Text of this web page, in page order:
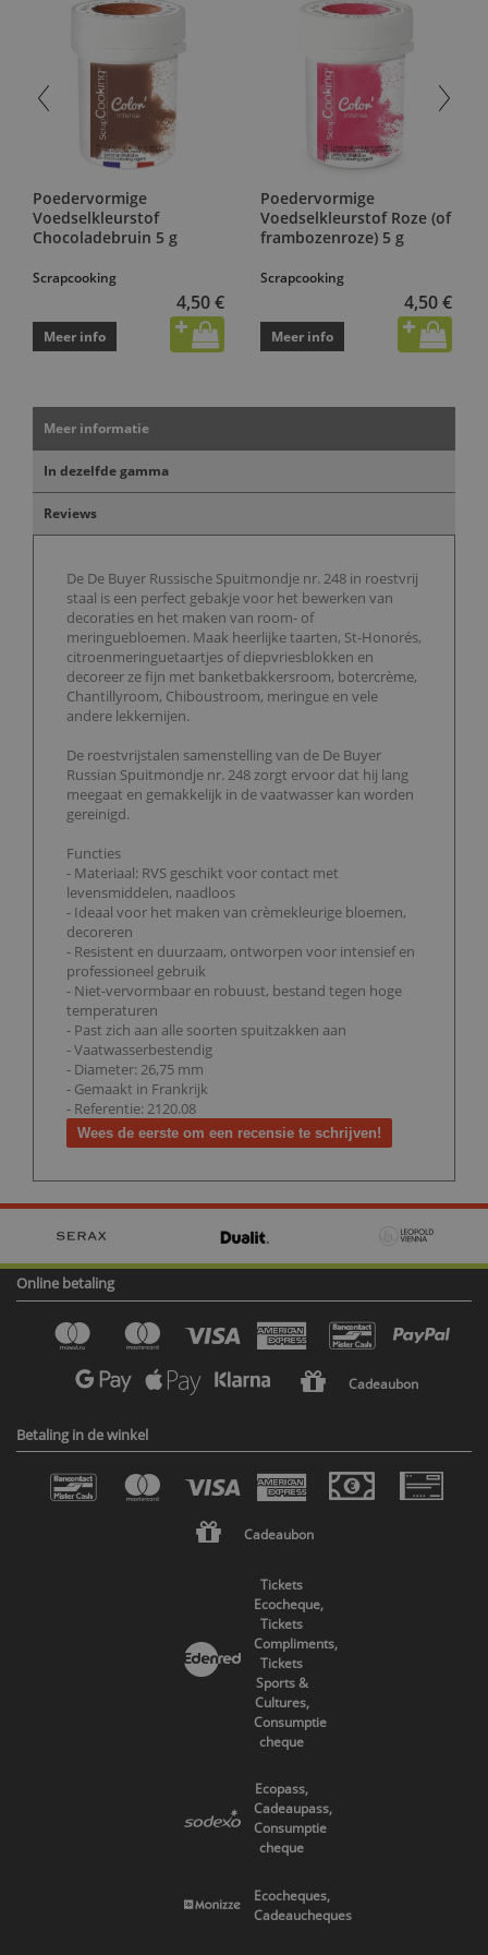
Poedervormige
Voedselkleurstof
Chocoladebruin 5 g
Scrapcooking
4,50 €
Meer info
Poedervormige
Voedselkleurstof Roze (of
frambozenroze) 5 g
Scrapcooking
4,50 €
Meer info
Meer informatie
In dezelfde gamma
Reviews
De De Buyer Russische Spuitmondje nr. 248 in roestvrij
staal is een perfect gebakje voor het bewerken van
decoraties en het maken van room- of
meringuebloemen. Maak heerlijke taarten, St-Honorés,
citroenmeringuetaartjes of diepvriesblokken en
decoreer ze fijn met banketbakkersroom, botercrème,
Chantillyroom, Chiboustroom, meringue en vele
andere lekkernijen.
De roestvrijstalen samenstelling van de De Buyer
Russian Spuitmondje nr. 248 zorgt ervoor dat hij lang
meegaat en gemakkelijk in de vaatwasser kan worden
gereinigd.
Functies
- Materiaal: RVS geschikt voor contact met
levensmiddelen, naadloos
- Ideaal voor het maken van crèmekleurige bloemen,
decoreren
- Resistent en duurzaam, ontworpen voor intensief en
professioneel gebruik
- Niet-vervormbaar en robuust, bestand tegen hoge
temperaturen
- Past zich aan alle soorten spuitzakken aan
- Vaatwasserbestendig
- Diameter: 26,75 mm
- Gemaakt in Frankrijk
- Referentie: 2120.08
Wees de eerste om een recensie te schrijven!
Online betaling
Cadeaubon
Betaling in de winkel
Cadeaubon
Tickets
Ecocheque,
Tickets
Compliments,
Tickets
Sports &
Cultures,
Consumptie
cheque
Ecopass,
Cadeaupass,
Consumptie
cheque
Ecocheques,
Cadeaucheques